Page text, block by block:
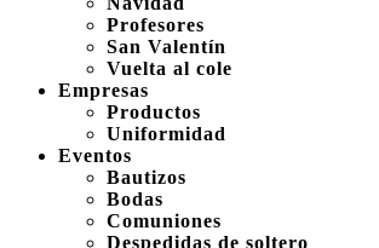
Profesores
San Valentín
Vuelta al cole
Empresas
Productos
Uniformidad
Eventos
Bautizos
Bodas
Comuniones
Despedidas de soltero